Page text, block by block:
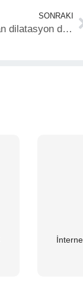
SONRAKI
Beton tanklarda su tutucu kullanmadan dilatasyon derzi oluşturma